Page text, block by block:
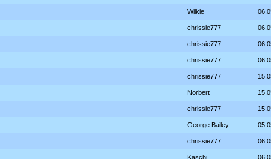
Wilkie
chrissie777
chrissie777
chrissie777
chrissie777
Norbert
chrissie777
George Bailey
chrissie777
Kaschi